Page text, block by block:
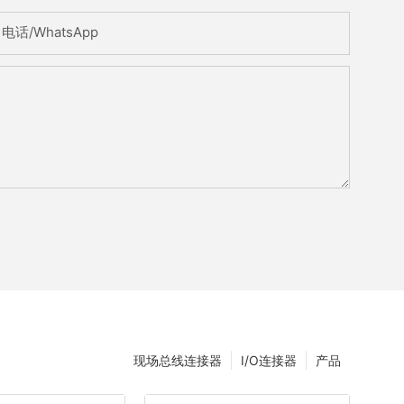
电话/WhatsApp
产品
I/O连接器
现场总线连接器